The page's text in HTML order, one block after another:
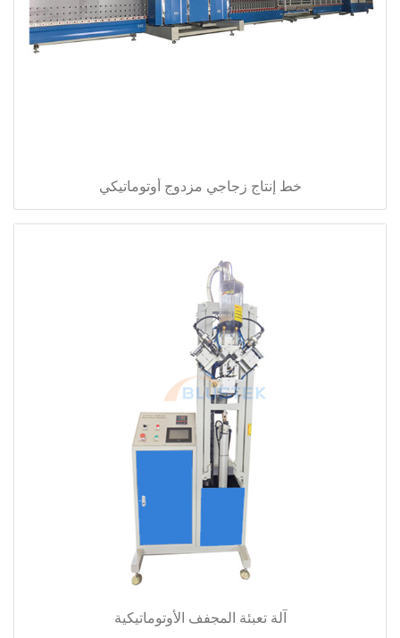
خط إنتاج زجاجي مزدوج أوتوماتيكي
آلة تعبئة المجفف الأوتوماتيكية